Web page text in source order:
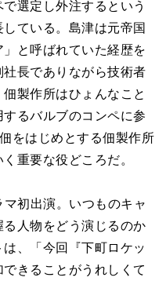
選定し外注するという
ている。島津は元帝国
と呼ばれていた経歴を
長でありながら技術者
製作所はひょんなこと
るバルブのコンペに参
をはじめとする佃製作所
重要な役どころだ。
初出演。いつものキャ
人物をどう演じるのか
、「今回『下町ロケッ
きることがうれしくて